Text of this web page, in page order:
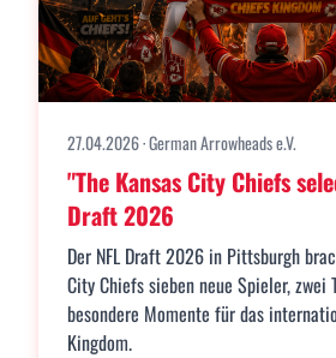
27.04.2026· German Arrowheads e.V.
"The Kansas City Chiefs
Draft 2026
Der NFL Draft 2026 in Pittsburgh
City Chiefs sieben neue Spieler, zwei
besondere Momente für das
Kingdom.